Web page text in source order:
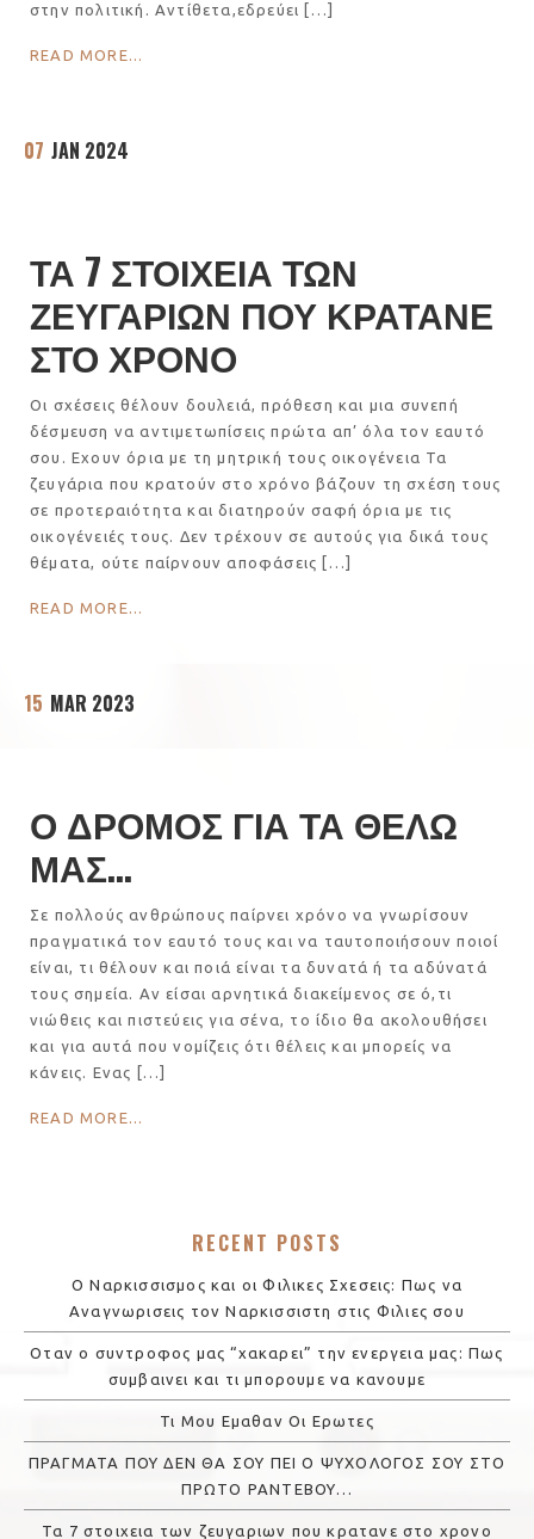
στην πολιτική. Αντίθετα,εδρεύει […]
READ MORE...
07 JAN 2024
ΤΑ 7 ΣΤΟΙΧΕΙΑ ΤΩΝ
ΖΕΥΓΑΡΙΩΝ ΠΟΥ ΚΡΑΤΑΝΕ
ΣΤΟ ΧΡΟΝΟ
Οι σχέσεις θέλουν δουλειά, πρόθεση και μια συνεπή
δέσμευση να αντιμετωπίσεις πρώτα απ’ όλα τον εαυτό
σου. Εχουν όρια με τη μητρική τους οικογένεια Τα
ζευγάρια που κρατούν στο χρόνο βάζουν τη σχέση τους
σε προτεραιότητα και διατηρούν σαφή όρια με τις
οικογένειές τους. Δεν τρέχουν σε αυτούς για δικά τους
θέματα, ούτε παίρνουν αποφάσεις […]
READ MORE...
15 MAR 2023
Ο ΔΡΟΜΟΣ ΓΙΑ ΤΑ ΘΕΛΩ
ΜΑΣ...
Σε πολλούς ανθρώπους παίρνει χρόνο να γνωρίσουν
πραγματικά τον εαυτό τους και να ταυτοποιήσουν ποιοί
είναι, τι θέλουν και ποιά είναι τα δυνατά ή τα αδύνατά
τους σημεία. Αν είσαι αρνητικά διακείμενος σε ό,τι
νιώθεις και πιστεύεις για σένα, το ίδιο θα ακολουθήσει
και για αυτά που νομίζεις ότι θέλεις και μπορείς να
κάνεις. Ενας […]
READ MORE...
RECENT POSTS
Ο Ναρκισσισμος και οι Φιλικες Σχεσεις: Πως να
Αναγνωρισεις τον Ναρκισσιστη στις Φιλιες σου
Οταν ο συντροφος μας “χακαρει” την ενεργεια μας: Πως
συμβαινει και τι μπορουμε να κανουμε
Τι Μου Εμαθαν Οι Ερωτες
ΠΡΑΓΜΑΤΑ ΠΟΥ ΔΕΝ ΘΑ ΣΟΥ ΠΕΙ Ο ΨΥΧΟΛΟΓΟΣ ΣΟΥ ΣΤΟ
ΠΡΩΤΟ ΡΑΝΤΕΒΟΥ…
Τα 7 στοιχεια των ζευγαριων που κρατανε στο χρονο